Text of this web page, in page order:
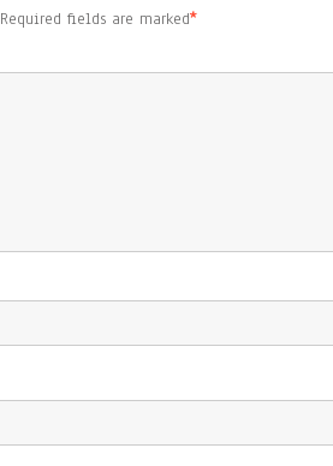
Required fields are marked*